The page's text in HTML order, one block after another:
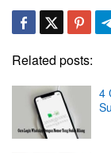
Related posts:
4